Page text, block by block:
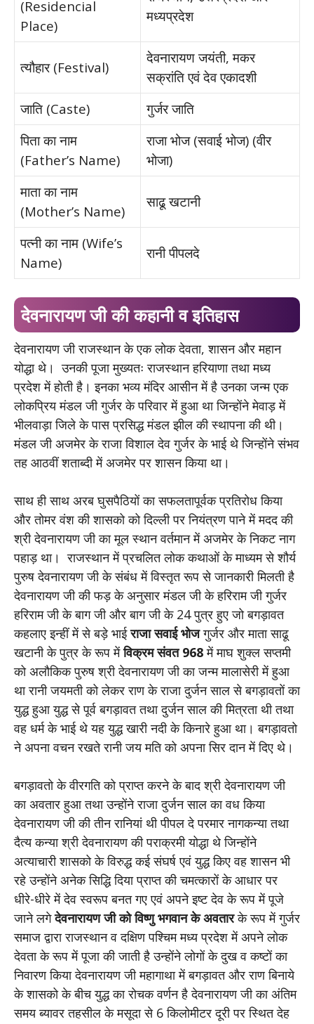
(Residencial
Place)
मध्यप्रदेश
त्यौहार (Festival)
देवनारायण जयंती, मकर
सक्रांति एवं देव एकादशी
जाति (Caste)
गुर्जर जाति
पिता का नाम
(Father’s Name)
राजा भोज (सवाई भोज) (वीर
भोजा)
माता का नाम
(Mother’s Name)
साढू खटानी
पत्नी का नाम (Wife’s
Name)
रानी पीपलदे
देवनारायण जी की कहानी व इतिहास
देवनारायण जी राजस्थान के एक लोक देवता, शासन और महान
योद्धा थे। उनकी पूजा मुख्यतः राजस्थान हरियाणा तथा मध्य
प्रदेश में होती है। इनका भव्य मंदिर आसीन में है उनका जन्म एक
लोकप्रिय मंडल जी गुर्जर के परिवार में हुआ था जिन्होंने मेवाड़ में
भीलवाड़ा जिले के पास प्रसिद्ध मंडल झील की स्थापना की थी।
मंडल जी अजमेर के राजा विशाल देव गुर्जर के भाई थे जिन्होंने संभव
तह आठवीं शताब्दी में अजमेर पर शासन किया था।
साथ ही साथ अरब घुसपैठियों का सफलतापूर्वक प्रतिरोध किया
और तोमर वंश की शासको को दिल्ली पर नियंत्रण पाने में मदद की
श्री देवनारायण जी का मूल स्थान वर्तमान में अजमेर के निकट नाग
पहाड़ था। राजस्थान में प्रचलित लोक कथाओं के माध्यम से शौर्य
पुरुष देवनारायण जी के संबंध में विस्तृत रूप से जानकारी मिलती है
देवनारायण जी की फड़ के अनुसार मंडल जी के हरिराम जी गुर्जर
हरिराम जी के बाग जी और बाग जी के 24 पुत्र हुए जो बगड़ावत
कहलाए इन्हीं में से बड़े भाईराजा सवाई भोजगुर्जर और माता साढू
खटानी के पुत्र के रूप मेंविक्रम संवत 968में माघ शुक्ल सप्तमी
को अलौकिक पुरुष श्री देवनारायण जी का जन्म मालासेरी में हुआ
था रानी जयमती को लेकर राण के राजा दुर्जन साल से बगड़ावतों का
युद्ध हुआ युद्ध से पूर्व बगड़ावत तथा दुर्जन साल की मित्रता थी तथा
वह धर्म के भाई थे यह युद्ध खारी नदी के किनारे हुआ था। बगड़ावतो
ने अपना वचन रखते रानी जय मति को अपना सिर दान में दिए थे।
बगड़ावतो के वीरगति को प्राप्त करने के बाद श्री देवनारायण जी
का अवतार हुआ तथा उन्होंने राजा दुर्जन साल का वध किया
देवनारायण जी की तीन रानियां थी पीपल दे परमार नागकन्या तथा
दैत्य कन्या श्री देवनारायण की पराक्रमी योद्धा थे जिन्होंने
अत्याचारी शासको के विरुद्ध कई संघर्ष एवं युद्ध किए वह शासन भी
रहे उन्होंने अनेक सिद्धि दिया प्राप्त की चमत्कारों के आधार पर
धीरे-धीरे में देव स्वरूप बनत गए एवं अपने इष्ट देव के रूप में पूजे
जाने लगेदेवनारायण जी को विष्णु भगवान के अवतारके रूप में गुर्जर
समाज द्वारा राजस्थान व दक्षिण पश्चिम मध्य प्रदेश में अपने लोक
देवता के रूप में पूजा की जाती है उन्होंने लोगों के दुख व कष्टों का
निवारण किया देवनारायण जी महागाथा में बगड़ावत और राण बिनाये
के शासको के बीच युद्ध का रोचक वर्णन है देवनारायण जी का अंतिम
समय ब्यावर तहसील के मसूदा से 6 किलोमीटर दूरी पर स्थित देह